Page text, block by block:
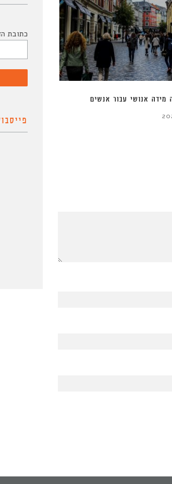
מידה אנושי עבור אנשים
כתובת